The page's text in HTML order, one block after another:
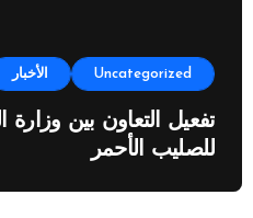
Uncategorized الأخبار
تفعيل التعاون بين وزارة
للصليب الأحمر